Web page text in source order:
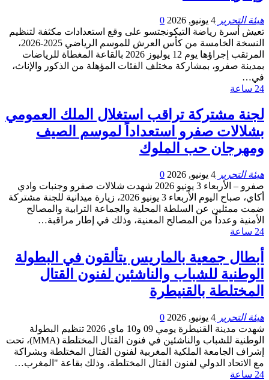
هيئة التحرير 4 يونيو, 2026
0
تعيش أسرة رياضة التيكونجتسو على وقع استعدادات مكثفة لتنظيم
النسخة الخامسة من كأس العرش للموسم الرياضي 2025-2026،
المرتقب إجراؤها يوم 12 يوليوز 2026 بالقاعة المغطاة للرياضات
بمدينة صفرو، بمشاركة مختلف الفئات المؤهلة من الذكور والإناث،
في…
24 ساعة
لجنة مشتركة تراقب استغلال الملك العمومي
بشلالات صفرو استعداداً لموسم الصيف
ومهرجان حب الملوك
هيئة التحرير 4 يونيو, 2026
0
صفرو – الأربعاء 3 يونيو 2026 شهدت شلالات صفرو وجنبات وادي
أكاي، صباح اليوم الأربعاء 3 يونيو 2026، زيارة ميدانية للجنة مشتركة
ضمت ممثلين عن السلطة المحلية والجماعة الترابية والمصالح
الأمنية وعدداً من المصالح المعنية، وذلك في إطار مراقبة…
24 ساعة
أبطال جمعية بالماريس يتألقون في البطولة
الوطنية للشباب والناشئين لفنون القتال
المختلطة بالقنيطرة
هيئة التحرير 4 يونيو, 2026
0
شهدت مدينة القنيطرة يومي 09 و10 ماي 2026 تنظيم البطولة
الوطنية للشباب والناشئين في فنون القتال المختلطة (MMA)، تحت
إشراف الجامعة الملكية المغربية لفنون القتال المختلطة وبشراكة
مع الاتحاد الدولي لفنون القتال المختلطة، وذلك بقاعة "المغرب…
24 ساعة